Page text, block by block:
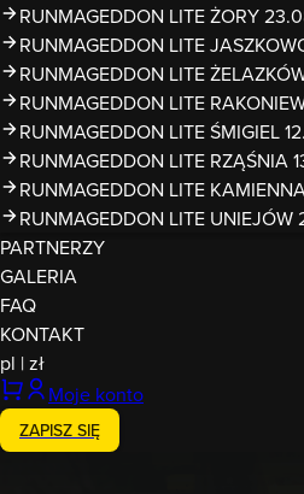
RUNMAGEDDON LITE ŻORY
RUNMAGEDDON LITE
RUNMAGEDDON LITE
RUNMAGEDDON LITE
RUNMAGEDDON LITE ŚMIGIEL
RUNMAGEDDON LITE RZĄŚNIA
RUNMAGEDDON LITE
RUNMAGEDDON LITE
PARTNERZY
GALERIA
FAQ
KONTAKT
pl |zł
Moje konto
ZAPISZ SIĘ